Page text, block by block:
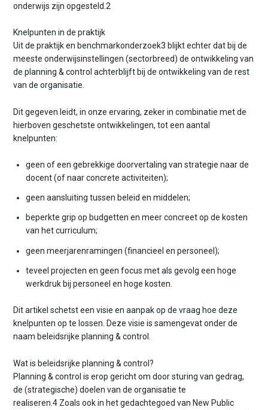
onderwijs zijn opgesteld.2
Knelpunten in de praktijk
Uit de praktijk en benchmarkonderzoek3 blijkt echter dat bij de
meeste onderwijsinstellingen (sectorbreed) de ontwikkeling van
de planning & control achterblijft bij de ontwikkeling van de rest
van de organisatie.
Dit gegeven leidt, in onze ervaring, zeker in combinatie met de
hierboven geschetste ontwikkelingen, tot een aantal
knelpunten:
geen of een gebrekkige doorvertaling van strategie naar de
docent (of naar concrete activiteiten);
geen aansluiting tussen beleid en middelen;
beperkte grip op budgetten en meer concreet op de kosten
van het curriculum;
geen meerjarenramingen (financieel en personeel);
teveel projecten en geen focus met als gevolg een hoge
werkdruk bij personeel en hoge kosten.
Dit artikel schetst een visie en aanpak op de vraag hoe deze
knelpunten op te lossen. Deze visie is samengevat onder de
naam beleidsrijke planning & control.
Wat is beleidsrijke planning & control?
Planning & control is erop gericht om door sturing van gedrag,
de (strategische) doelen van de organisatie te
realiseren.4 Zoals ook in het gedachtegoed van New Public